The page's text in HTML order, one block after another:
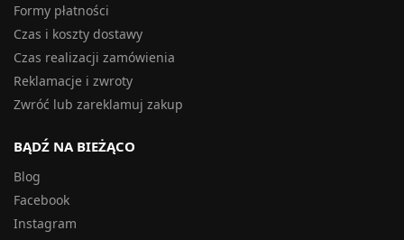
Formy płatności
Czas i koszty dostawy
Czas realizacji zamówienia
Reklamacje i zwroty
Zwróć lub zareklamuj zakup
BĄDŹ NA BIEŻĄCO
Blog
Facebook
Instagram